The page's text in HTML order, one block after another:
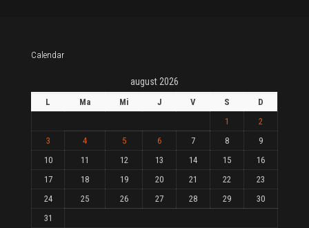
Calendar
august 2026
L Ma Mi J V S
D
1
2
3
4 5 6 7 8
9
10
11 12 13 14 15
16
17
18 19 20 21 22
23
24
25 26 27 28 29
30
31